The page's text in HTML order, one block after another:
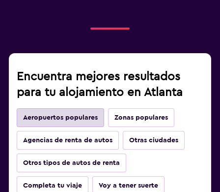
Encuentra mejores resultados
para tu alojamiento en Atlanta
Aeropuertos populares Zonas populares
Agencias de renta de autos Otras ciudades
Otros tipos de autos de renta
Completa tu viaje Voy a tener suerte